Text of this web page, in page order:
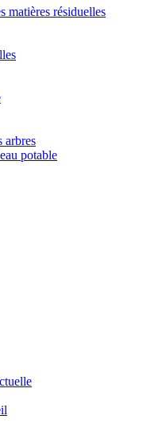
matières résiduelles
arbres
potable